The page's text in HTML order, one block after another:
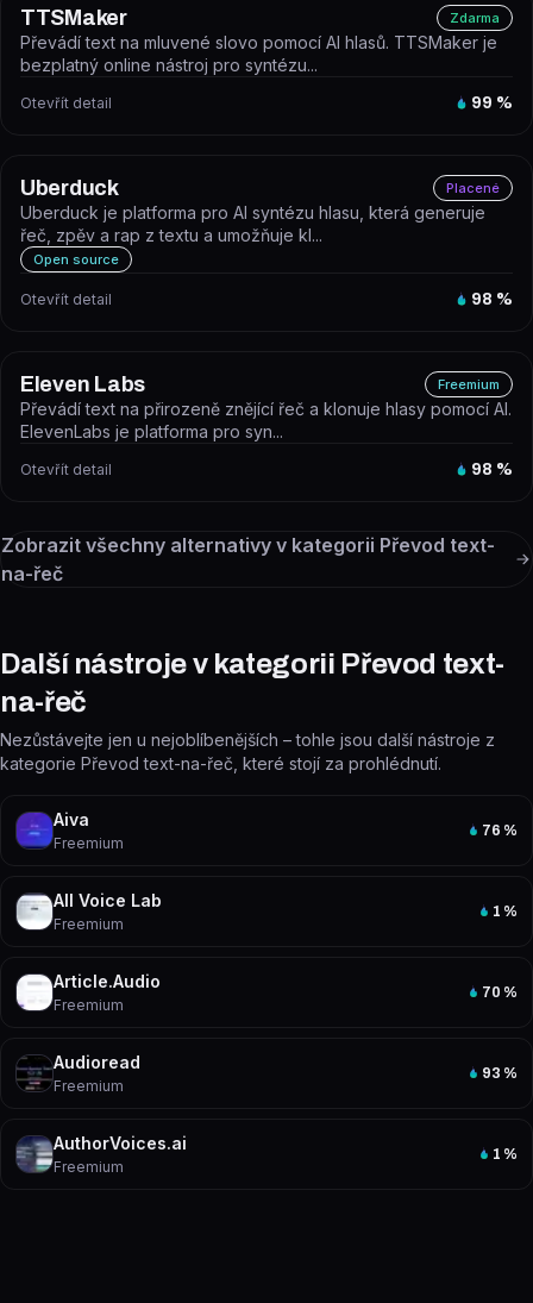
TTSMaker Zdarma
Převádí text na mluvené slovo pomocí AI hlasů. TTSMaker je
bezplatný online nástroj pro syntézu...
Otevřít detail 99 %
Uberduck Placené
Uberduck je platforma pro AI syntézu hlasu, která generuje
řeč, zpěv a rap z textu a umožňuje kl...
Open source
Otevřít detail 98 %
Eleven Labs Freemium
Převádí text na přirozeně znějící řeč a klonuje hlasy pomocí AI.
ElevenLabs je platforma pro syn...
Otevřít detail 98 %
Zobrazit všechny alternativy v kategorii Převod text-
na-řeč
Další nástroje v kategorii Převod text-
na-řeč
Nezůstávejte jen u nejoblíbenějších – tohle jsou další nástroje z
kategorie Převod text-na-řeč, které stojí za prohlédnutí.
Aiva
Freemium
76 %
All Voice Lab
Freemium
1 %
Article.Audio
Freemium
70 %
Audioread
Freemium
93 %
AuthorVoices.ai
Freemium
1 %